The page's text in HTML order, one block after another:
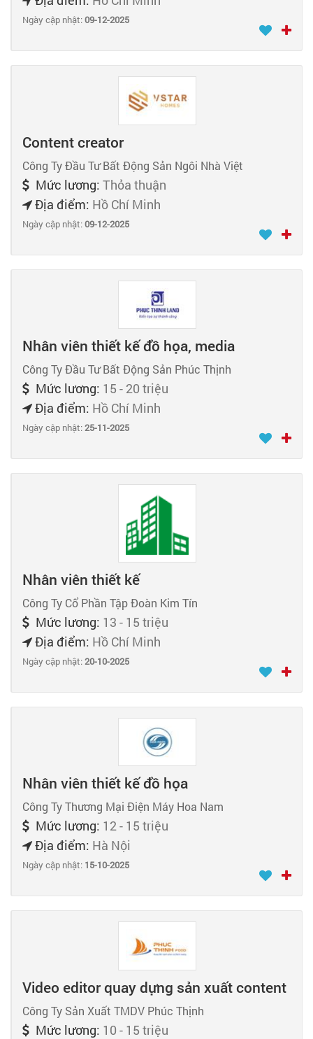
Ngày cập nhật:09-12-2025
Content creator
Công Ty Đầu Tư Bất Động Sản Ngôi Nhà Việt
Mức lương: Thỏa thuận
Địa điểm: Hồ Chí Minh
Ngày cập nhật:09-12-2025
Nhân viên thiết kế đồ họa, media
Công Ty Đầu Tư Bất Động Sản Phúc Thịnh
Mức lương: 15 - 20 triệu
Địa điểm: Hồ Chí Minh
Ngày cập nhật:25-11-2025
Nhân viên thiết kế
Công Ty Cổ Phần Tập Đoàn Kim Tín
Mức lương: 13 - 15 triệu
Địa điểm: Hồ Chí Minh
Ngày cập nhật:20-10-2025
Nhân viên thiết kế đồ họa
Công Ty Thương Mại Điện Máy Hoa Nam
Mức lương: 12 - 15 triệu
Địa điểm: Hà Nội
Ngày cập nhật: 15-10-2025
Video editor quay dựng sản xuất content
Công Ty Sản Xuất TMDV Phúc Thịnh
Mức lương: 10 - 15 triệu